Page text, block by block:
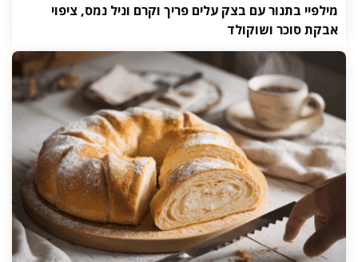
מילפיי בתנור עם בצק עלים פריך וקרם וניל נמס, ציפוי
אבקת סוכר ושוקולד